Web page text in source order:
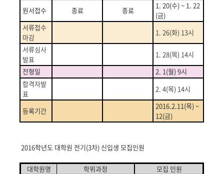
원서접수
종료 종료
1. 20(수) ~ 1. 22
(금)
서류접수
마감
1. 26(화) 13시
서류심사
발표
1. 28(목) 14시
전형일
2. 1(월) 9시
합격자발
표
2. 4(목) 14시
등록기간
2016.2.11(목) ~
12(금)
2016학년도 대학원 전기(3차) 신입생 모집인원
대학원명 학위과정 모집 인원